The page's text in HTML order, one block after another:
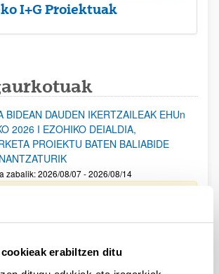
erabiltzen ditu
I+G Proiektuak
BIDEAN DAUDEN IKERTZAILEAK EHUn
2026 I EZOHIKO DEIALDIA,
PROIEKTU BATEN BALIABIDE
zabalik: 2026/08/07 - 2026/08/14